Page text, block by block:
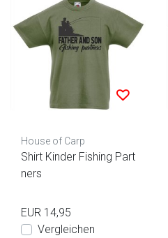
House of Carp
Shirt Kinder Fishing Part
ners
EUR 14,95
Vergleichen